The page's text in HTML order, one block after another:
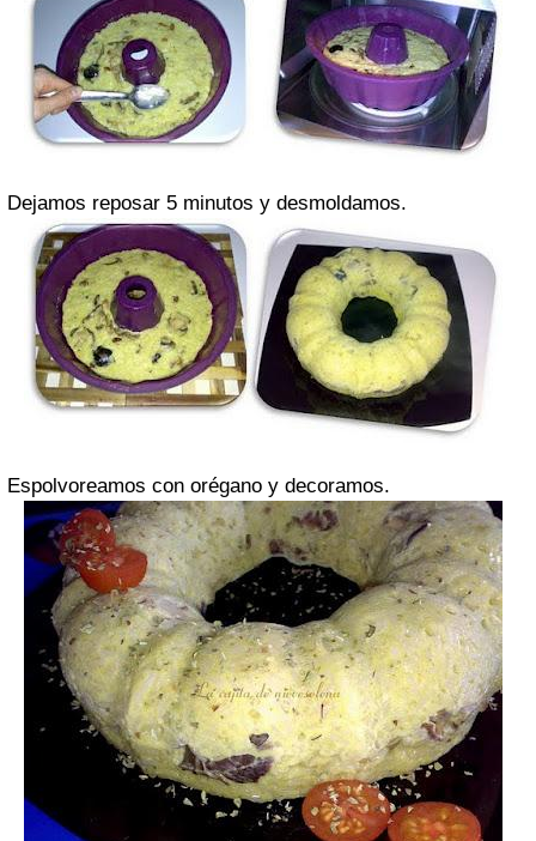
Dejamos reposar 5 minutos y desmoldamos.
Espolvoreamos con orégano y decoramos.